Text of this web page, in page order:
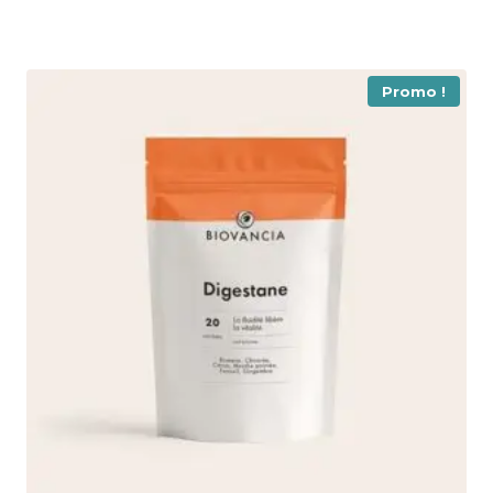
Promo !